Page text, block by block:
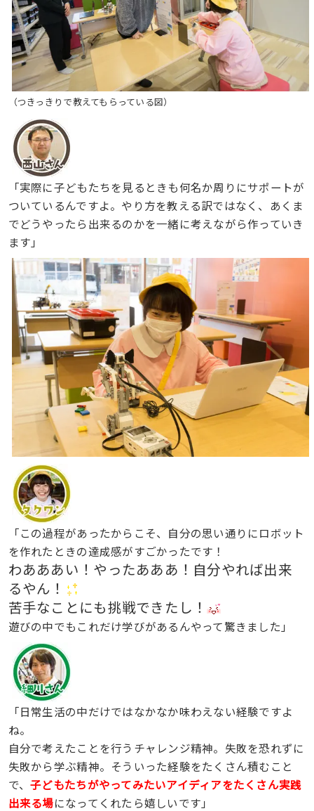
（つきっきりで教えてもらっている図）
「実際に子どもたちを見るときも何名か周りにサポートが
ついているんですよ。やり方を教える訳ではなく、あくま
でどうやったら出来るのかを一緒に考えながら作っていき
ます」
「この過程があったからこそ、自分の思い通りにロボット
を作れたときの達成感がすごかったです！
わあああい！やったあああ！自分やれば出来
るやん！
苦手なことにも挑戦できたし！
遊びの中でもこれだけ学びがあるんやって驚きました」
「日常生活の中だけではなかなか味わえない経験ですよ
ね。
自分で考えたことを行うチャレンジ精神。失敗を恐れずに
失敗から学ぶ精神。そういった経験をたくさん積むこと
で、子どもたちがやってみたいアイディアをたくさん実践
出来る場になってくれたら嬉しいです」